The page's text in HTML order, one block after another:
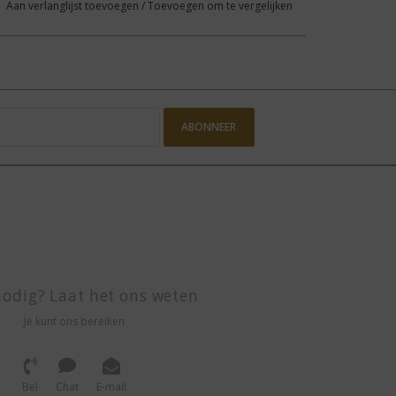
Aan verlanglijst toevoegen /Toevoegen om te vergelijken
ABONNEER
Laat het ons weten
Je kunt ons bereiken
Bel Chat E-mail